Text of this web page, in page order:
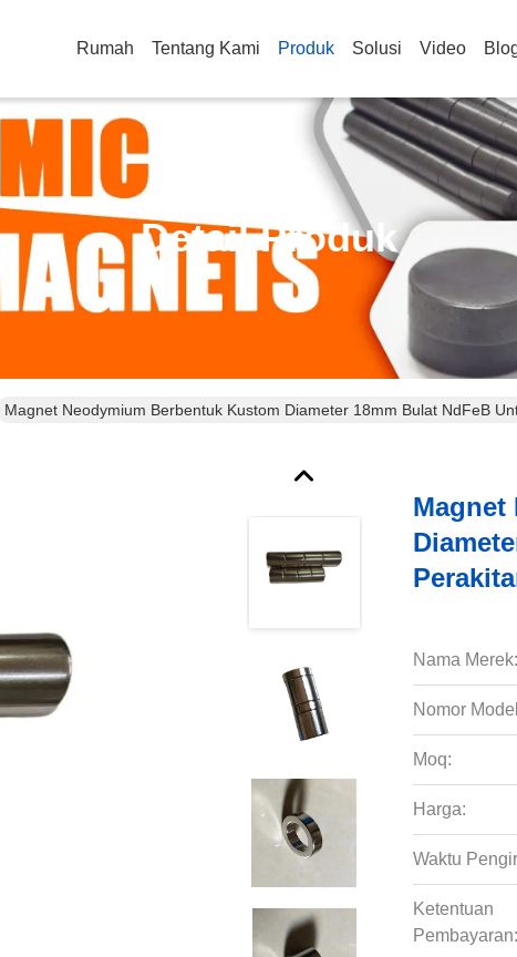
Rumah Tentang Kami Produk Solusi Video
Detail Produk
Magnet Neodymium Berbentuk Kustom Diameter 18mm Bulat NdFeB
Magnet
Nama Merek:
Nomor
Moq:
Harga:
Waktu
Ketentuan
Pembayaran: